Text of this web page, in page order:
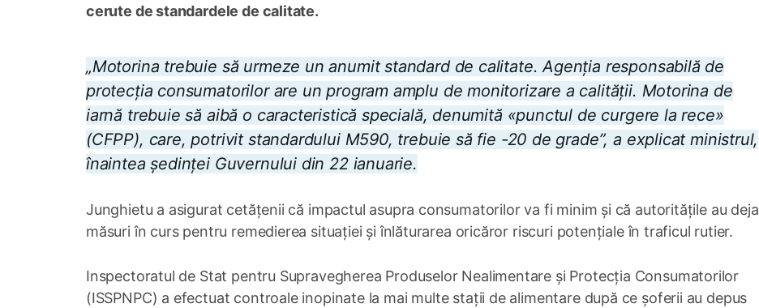
cerute de standardele de calitate.
„Motorina trebuie să urmeze un anumit standard de calitate. Agenția responsabilă de
protecția consumatorilor are un program amplu de monitorizare a calității. Motorina de
iarnă trebuie să aibă o caracteristică specială, denumită «punctul de curgere la rece»
(CFPP), care, potrivit standardului M590, trebuie să fie -20 de grade”, a explicat ministrul,
înaintea ședinței Guvernului din 22 ianuarie.
Junghietu a asigurat cetățenii că impactul asupra consumatorilor va fi minim și că autoritățile au deja
măsuri în curs pentru remedierea situației și înlăturarea oricăror riscuri potențiale în traficul rutier.
Inspectoratul de Stat pentru Supravegherea Produselor Nealimentare și Protecția Consumatorilor
(ISSPNPC) a efectuat controale inopinate la mai multe stații de alimentare după ce șoferii au depus